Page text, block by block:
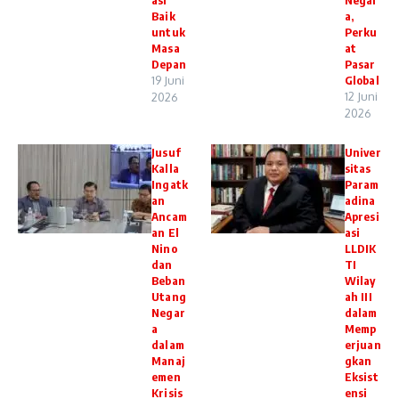
Baik
untuk
Masa
Depan
19 Juni
2026
a,
Perku
at
Pasar
Global
12 Juni
2026
Jusuf
Kalla
Ingatk
an
Ancam
an El
Nino
dan
Beban
Utang
Negar
a
dalam
Manaj
emen
Krisis
Univer
sitas
Param
adina
Apresi
asi
LLDIK
TI
Wilay
ah III
dalam
Memp
erjuan
gkan
Eksist
ensi